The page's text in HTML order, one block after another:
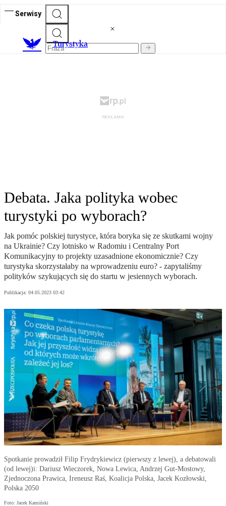
Serwisy
Turystyka
Debata. Jaka polityka wobec
turystyki po wyborach?
Jak pomóc polskiej turystyce, która boryka się ze skutkami wojny
na Ukrainie? Czy lotnisko w Radomiu i Centralny Port
Komunikacyjny to projekty uzasadnione ekonomicznie? Czy
turystyka skorzystałaby na wprowadzeniu euro? - zapytaliśmy
polityków szykujących się do startu w jesiennych wyborach.
Publikacja: 04.05.2023 03:42
Spotkanie prowadził Filip Frydrykiewicz (pierwszy z lewej), a debatowali
(od lewej)i: Dariusz Wieczorek, Nowa Lewica, Andrzej Gut-Mostowy,
Zjednoczona Prawica, Ireneusz Raś, Koalicja Polska, Jacek Kozłowski,
Polska 2050
Foto: Jacek Kamiński